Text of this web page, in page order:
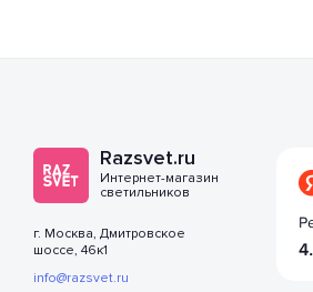
Razsvet.ru
Интернет-магазин
светильников
г. Москва, Дмитровское
шоссе, 46к1
info@razsvet.ru